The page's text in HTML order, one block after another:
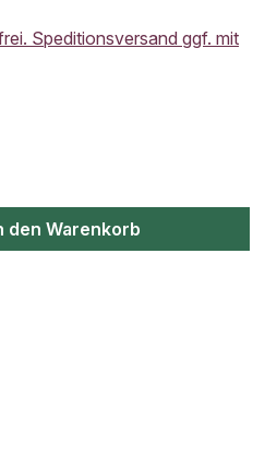
Speditionsversand ggf. mit
Wert ein
den Warenkorb